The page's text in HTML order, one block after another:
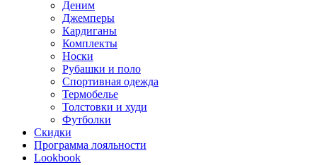
Деним
Джемперы
Кардиганы
Комплекты
Носки
Рубашки и поло
Спортивная одежда
Термобелье
Толстовки и худи
Футболки
Скидки
Программа лояльности
Lookbook